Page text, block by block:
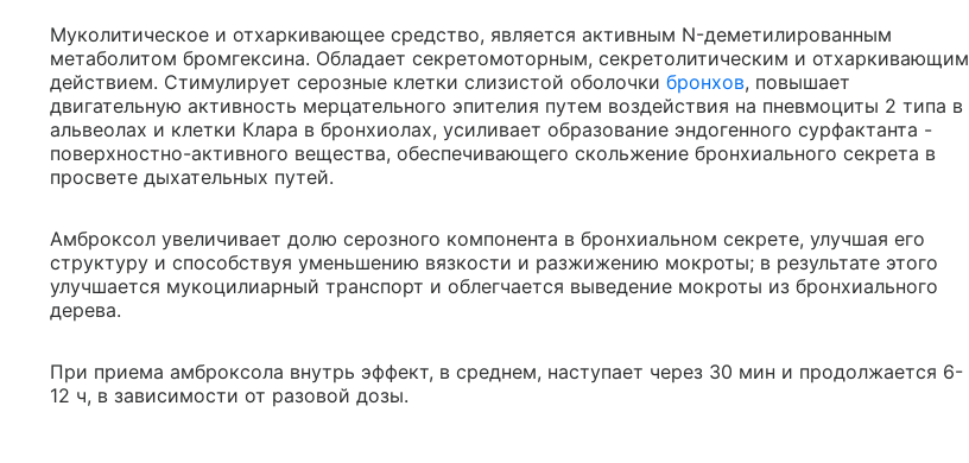
Муколитическое и отхаркивающее средство, является активным N-деметилированным
метаболитом бромгексина. Обладает секретомоторным, секретолитическим и отхаркивающим
действием. Стимулирует серозные клетки слизистой оболочки бронхов, повышает
двигательную активность мерцательного эпителия путем воздействия на пневмоциты 2 типа в
альвеолах и клетки Клара в бронхиолах, усиливает образование эндогенного сурфактанта -
поверхностно-активного вещества, обеспечивающего скольжение бронхиального секрета в
просвете дыхательных путей.
Амброксол увеличивает долю серозного компонента в бронхиальном секрете, улучшая его
структуру и способствуя уменьшению вязкости и разжижению мокроты; в результате этого
улучшается мукоцилиарный транспорт и облегчается выведение мокроты из бронхиального
дерева.
При приема амброксола внутрь эффект, в среднем, наступает через 30 мин и продолжается 6-
12 ч, в зависимости от разовой дозы.